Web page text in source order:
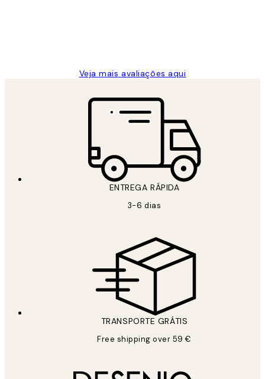
Veja mais avaliações aqui
ENTREGA RÁPIDA
3-6 dias
TRANSPORTE GRÁTIS
Free shipping over 59 €